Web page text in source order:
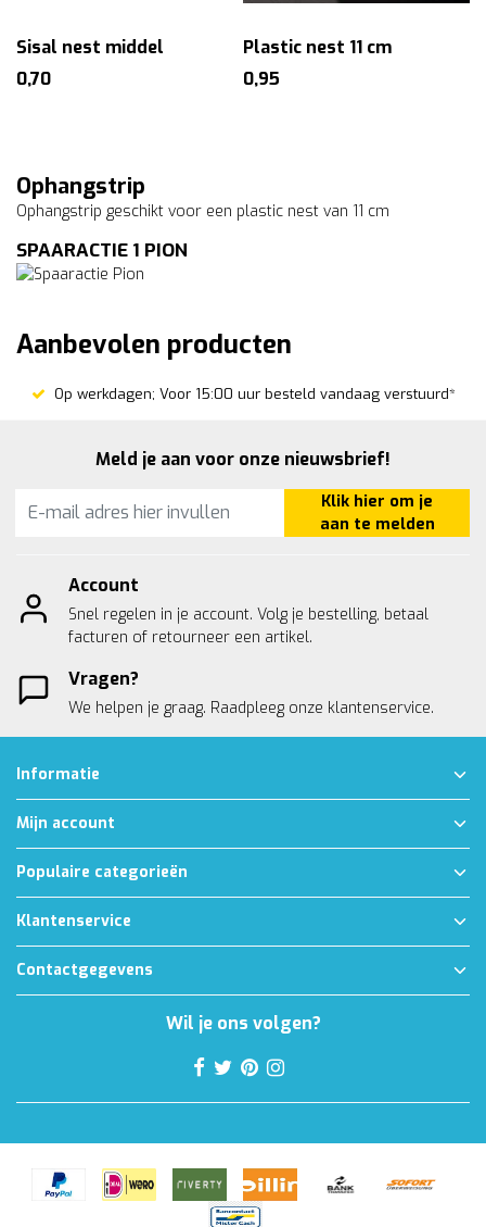
Sisal nest middel
0,70
Plastic nest 11 cm
0,95
Ophangstrip
Ophangstrip geschikt voor een plastic nest van 11 cm
SPAARACTIE 1 PION
Aanbevolen producten
Op werkdagen; Voor 15:00 uur besteld vandaag verstuurd*
Meld je aan voor onze nieuwsbrief!
Klik hier om je
aan te melden
Account
Snel regelen in je account. Volg je bestelling, betaal
facturen of retourneer een artikel.
Vragen?
We helpen je graag. Raadpleeg onze klantenservice.
Informatie
Mijn account
Populaire categorieën
Klantenservice
Contactgegevens
Wil je ons volgen?